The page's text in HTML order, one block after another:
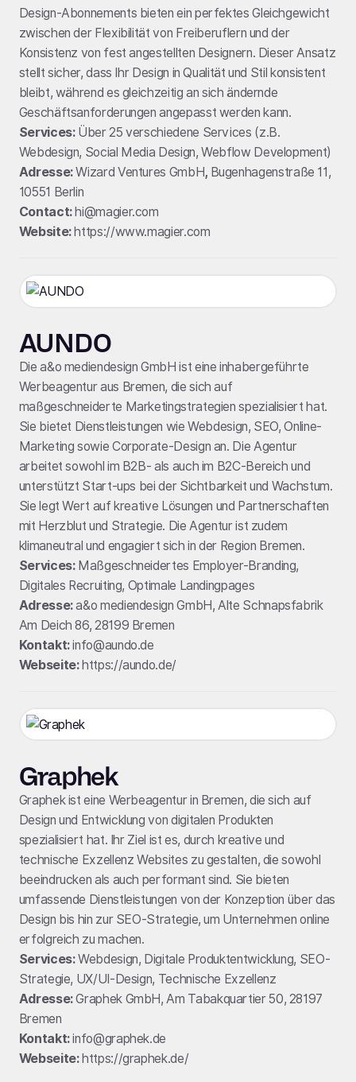
Design-Abonnements bieten ein perfektes Gleichgewicht
zwischen der Flexibilität von Freiberuflern und der
Konsistenz von fest angestellten Designern. Dieser Ansatz
stellt sicher, dass Ihr Design in Qualität und Stil konsistent
bleibt, während es gleichzeitig an sich ändernde
Geschäftsanforderungen angepasst werden kann.
Services:Über 25 verschiedene Services (z.B.
Webdesign, Social Media Design, Webflow Development)
Adresse:Wizard Ventures GmbH, Bugenhagenstraße 11,
10551 Berlin
Contact: hi@magier.com
Website: https://www.magier.com
AUNDO
Die a&o mediendesign GmbH ist eine inhabergeführte
Werbeagentur aus Bremen, die sich auf
maßgeschneiderte Marketingstrategien spezialisiert hat.
Sie bietet Dienstleistungen wie Webdesign, SEO, Online-
Marketing sowie Corporate-Design an. Die Agentur
arbeitet sowohl im B2B- als auch im B2C-Bereich und
unterstützt Start-ups bei der Sichtbarkeit und Wachstum.
Sie legt Wert auf kreative Lösungen und Partnerschaften
mit Herzblut und Strategie. Die Agentur ist zudem
klimaneutral und engagiert sich in der Region Bremen.
Services:Maßgeschneidertes Employer-Branding,
Digitales Recruiting, Optimale Landingpages
Adresse:a&o mediendesign GmbH, Alte Schnapsfabrik
Am Deich 86, 28199 Bremen
Kontakt:info@aundo.de
Webseite: https://aundo.de/
Graphek
Graphek ist eine Werbeagentur in Bremen, die sich auf
Design und Entwicklung von digitalen Produkten
spezialisiert hat. Ihr Ziel ist es, durch kreative und
technische Exzellenz Websites zu gestalten, die sowohl
beeindrucken als auch performant sind. Sie bieten
umfassende Dienstleistungen von der Konzeption über das
Design bis hin zur SEO-Strategie, um Unternehmen online
erfolgreich zu machen.
Services:Webdesign, Digitale Produktentwicklung, SEO-
Strategie, UX/UI-Design, Technische Exzellenz
Adresse:Graphek GmbH, Am Tabakquartier 50, 28197
Bremen
Kontakt:info@graphek.de
Webseite:https://graphek.de/